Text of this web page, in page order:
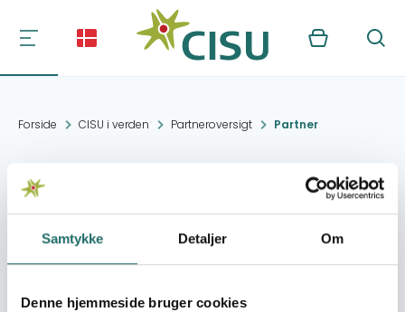
Samtykke Detaljer Om
Denne hjemmeside bruger cookies
Kurv Søg
Forside CISU i verden Partneroversigt Partner
Girls Power Initiative
(GPI)
Estate, Atimbo Road,